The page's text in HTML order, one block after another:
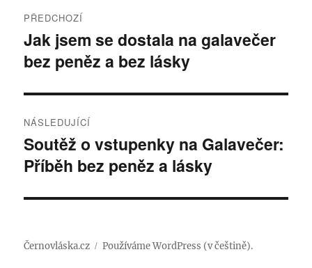
pro
příspěvek
PŘEDCHOZÍ
Předchozí
příspěvek:
Jak jsem se dostala na galavečer
bez peněz a bez lásky
NÁSLEDUJÍCÍ
Následující
příspěvek:
Soutěž o vstupenky na Galavečer:
Příběh bez peněz a lásky
Černovláska.cz Používáme WordPress (v češtině).